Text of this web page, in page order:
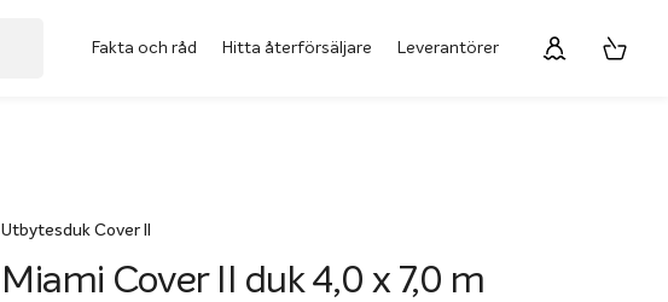
Fakta och råd Hitta återförsäljare Leverantörer
Utbytesduk Cover II
Miami Cover II duk 4,0 x 7,0 m